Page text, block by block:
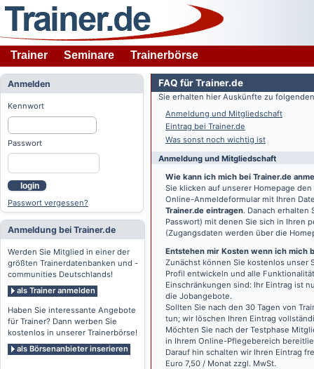
Trainer Seminare Trainerbörse
Anmelden
Kennwort
Passwort
login
Passwort vergessen?
Anmeldung bei Trainer.de
Werden Sie Mitglied in einer der
größten Trainerdatenbanken und -
communities Deutschlands!
als Trainer anmelden
Haben Sie interessante Angebote
für Trainer? Dann werben Sie
kostenlos in unserer Trainerbörse!
als Börsenanbieter inserieren
FAQ für Trainer.de
Sie erhalten hier Auskünfte zu
Anmeldung und Mitgliedschaft
Eintrag bei Trainer.de
Was sonst noch wichtig ist
Anmeldung und Mitgliedschaft
Wie kann ich mich bei Trainer.de
Sie klicken auf unserer Homepage
Online-Anmeldeformular mit Ihren
Trainer.de eintragen. Danach erhalten
Passwort) mit denen Sie sich in Ihren
(Zugangsdaten werden über die
Entstehen mir Kosten wenn ich mich
Zunächst können Sie kostenlos unser
Profil entwickeln und alle
Einschränkungen sind: Ihr Eintrag ist
die Jobangebote.
Sollten Sie nach den 30 Tagen von
tun; wir löschen Ihren Eintrag
Möchten Sie nach der Testphase
in Ihrem Online-Pflegebereich
Darauf hin schalten wir Ihren Eintrag
Euro 7,50 / Monat zzgl. MwSt.